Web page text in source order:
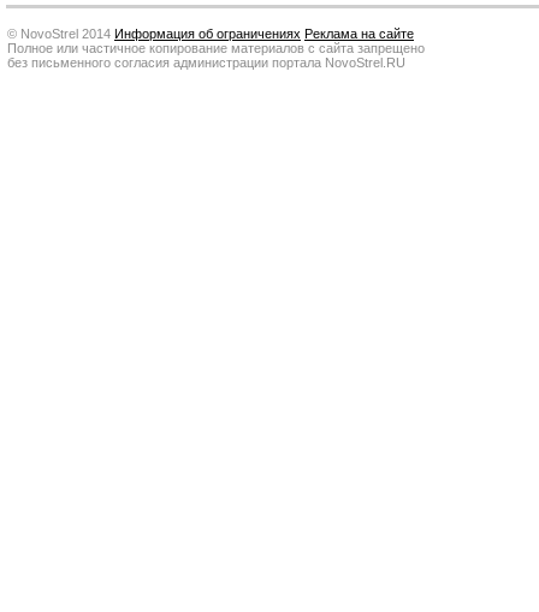
© NovoStrel 2014 Информация об ограничениях Реклама на сайте
Полное или частичное копирование материалов с сайта запрещено
без письменного согласия администрации портала NovoStrel.RU